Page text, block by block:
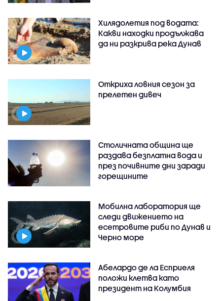
Хилядолетия под водата:
Какви находки продължава
да ни разкрива река Дунав
Откриха ловния сезон за
прелетен дивеч
Столичната община ще
раздава безплатна вода и
през почивните дни заради
горещините
Мобилна лаборатория ще
следи движението на
есетровите риби по Дунав и
Черно море
Абелардо де ла Есприеля
положи клетва като
президент на Колумбия